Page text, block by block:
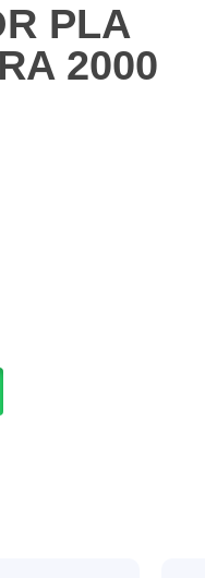
PLA
2000